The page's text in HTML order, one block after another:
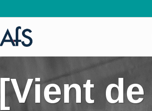
[Vient